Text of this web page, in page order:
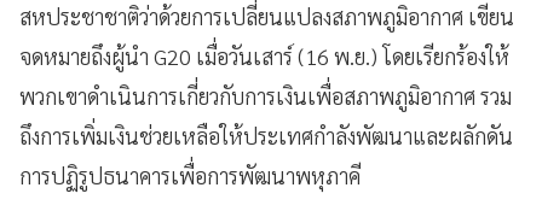
สหประชาชาติว่าด้วยการเปลี่ยนแปลงสภาพภูมิอากาศ เขียน
จดหมายถึงผู้นำ G20 เมื่อวันเสาร์ (16 พ.ย.) โดยเรียกร้องให้
พวกเขาดำเนินการเกี่ยวกับการเงินเพื่อสภาพภูมิอากาศ รวม
ถึงการเพิ่มเงินช่วยเหลือให้ประเทศกำลังพัฒนาและผลักดัน
การปฏิรูปธนาคารเพื่อการพัฒนาพหุภาคี